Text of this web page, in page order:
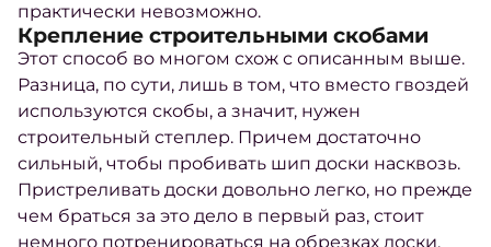
практически невозможно.
Крепление строительными скобами
Этот способ во многом схож с описанным выше.
Разница, по сути, лишь в том, что вместо гвоздей
используются скобы, а значит, нужен
строительный степлер. Причем достаточно
сильный, чтобы пробивать шип доски насквозь.
Пристреливать доски довольно легко, но прежде
чем браться за это дело в первый раз, стоит
немного потренироваться на обрезках доски,